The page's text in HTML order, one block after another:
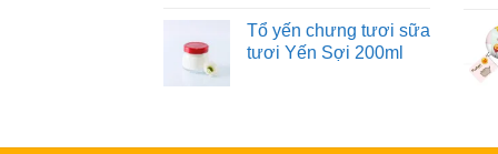
Tổ yến chưng tươi sữa
tươi Yến Sợi 200ml